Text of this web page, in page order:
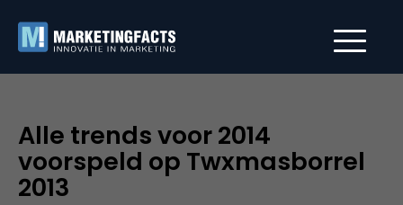
Alle trends voor 2014
voorspeld op Twxmasborrel
2013